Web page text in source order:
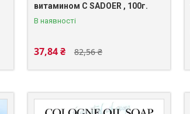
витамином С SADOER , 100г.
В наявності
82,56 ₴
37,84 ₴